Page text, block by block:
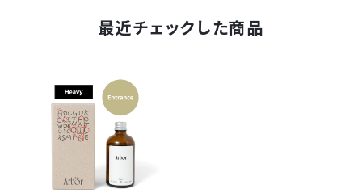
最近チェックした商品